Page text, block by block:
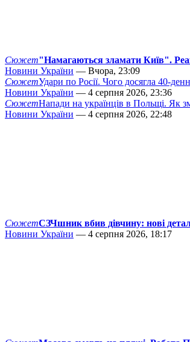
Сюжет"Намагаються зламати Київ".
Новини України — Вчора, 23:09
СюжетУдари по Росії. Чого досягла 40-
Новини України — 4 серпня 2026, 23:36
СюжетНапади на українців в Польщі. Як
Новини України — 4 серпня 2026, 22:48
СюжетСЗЧшник вбив дівчину: нові
Новини України — 4 серпня 2026, 18:17